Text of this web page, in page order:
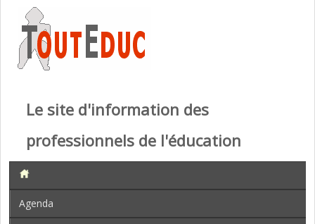
Le site d'information des
professionnels de l'éducation
Agenda